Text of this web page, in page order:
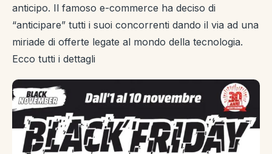
anticipo. Il famoso e-commerce ha deciso di
“anticipare” tutti i suoi concorrenti dando il via ad una
miriade di offerte legate al mondo della tecnologia.
Ecco tutti i dettagli